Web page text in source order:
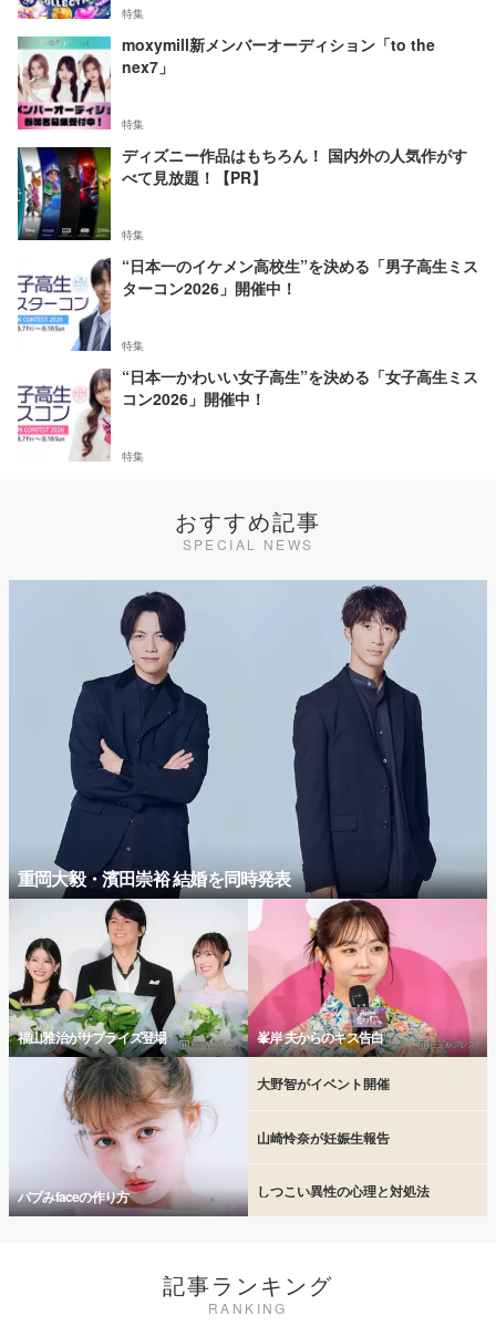
特集
moxymill新メンバーオーディション「to the
nex7」
特集
ディズニー作品はもちろん！ 国内外の人気作がす
べて見放題！【PR】
特集
“日本一のイケメン高校生”を決める「男子高生ミス
ターコン2026」開催中！
特集
“日本一かわいい女子高生”を決める「女子高生ミス
コン2026」開催中！
特集
おすすめ記事
SPECIAL NEWS
重岡大毅・濱田崇裕 結婚を同時発表
福山雅治がサプライズ登場 峯岸 夫からのキス告白
バブみfaceの作り方
大野智がイベント開催
山崎怜奈が妊娠生報告
しつこい異性の心理と対処法
記事ランキング
RANKING